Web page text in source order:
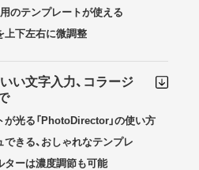
のテンプレートが使える
上下左右に微調整
い文字入力、コラージ
光る「PhotoDirector」の使い方
きる、おしゃれなテンプレ
ターは濃度調節も可能